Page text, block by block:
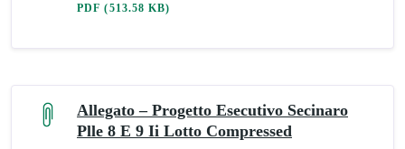
PDF(513.58 KB)
Allegato – Progetto Esecutivo Secinaro
Plle 8 E 9 Ii Lotto Compressed